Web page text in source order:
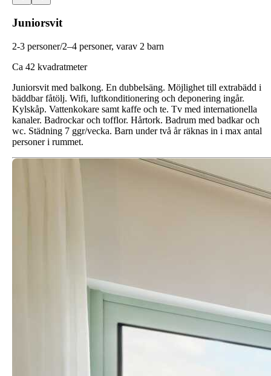
Juniorsvit
2-3 personer/2–4 personer, varav 2 barn
Ca 42 kvadratmeter
Juniorsvit med balkong. En dubbelsäng. Möjlighet till extrabädd i
bäddbar fåtölj. Wifi, luftkonditionering och deponering ingår.
Kylskåp. Vattenkokare samt kaffe och te. Tv med internationella
kanaler. Badrockar och tofflor. Hårtork. Badrum med badkar och
wc. Städning 7 ggr/vecka. Barn under två år räknas in i max antal
personer i rummet.